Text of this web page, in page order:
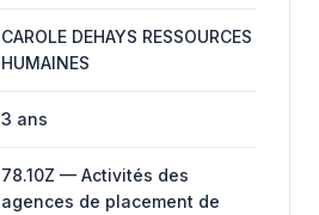
CAROLE DEHAYS RESSOURCES
HUMAINES
3 ans
78.10Z — Activités des
agences de placement de